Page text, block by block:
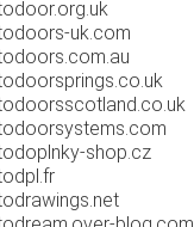
uk.com
shop.cz